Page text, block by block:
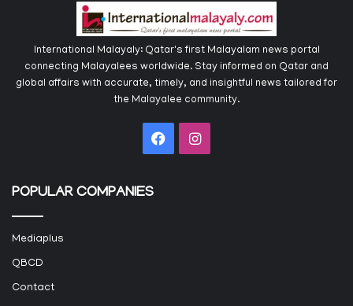
International Malayaly: Qatar's first Malayalam news portal
connecting Malayalees worldwide. Stay informed on Qatar and
global affairs with accurate, timely, and insightful news tailored for
the Malayalee community.
FacebookInstagram
POPULAR COMPANIES
Mediaplus
QBCD
Contact